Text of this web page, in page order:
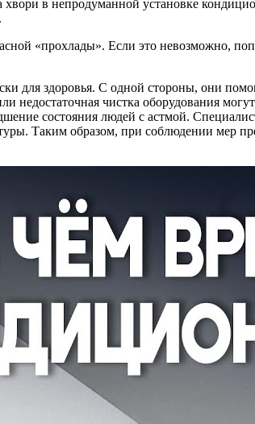
в непродуманной установке
«прохлады». Если это невозможно,
для здоровья. С одной стороны, они
недостаточная чистка оборудования
состояния людей с астмой.
Таким образом, при соблюдении мер